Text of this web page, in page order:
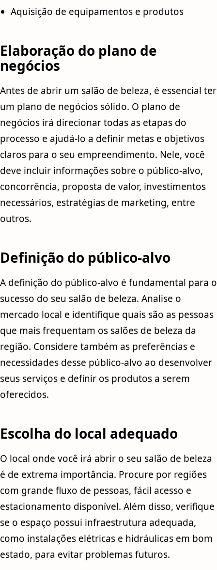
Aquisição de equipamentos e produtos
Elaboração do plano de
negócios
Antes de abrir um salão de beleza, é essencial ter
um plano de negócios sólido. O plano de
negócios irá direcionar todas as etapas do
processo e ajudá-lo a definir metas e objetivos
claros para o seu empreendimento. Nele, você
deve incluir informações sobre o público-alvo,
concorrência, proposta de valor, investimentos
necessários, estratégias de marketing, entre
outros.
Definição do público-alvo
A definição do público-alvo é fundamental para o
sucesso do seu salão de beleza. Analise o
mercado local e identifique quais são as pessoas
que mais frequentam os salões de beleza da
região. Considere também as preferências e
necessidades desse público-alvo ao desenvolver
seus serviços e definir os produtos a serem
oferecidos.
Escolha do local adequado
O local onde você irá abrir o seu salão de beleza
é de extrema importância. Procure por regiões
com grande fluxo de pessoas, fácil acesso e
estacionamento disponível. Além disso, verifique
se o espaço possui infraestrutura adequada,
como instalações elétricas e hidráulicas em bom
estado, para evitar problemas futuros.